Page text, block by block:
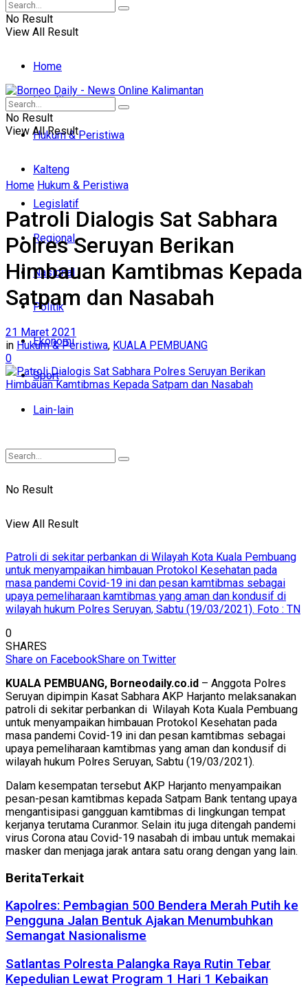
No Result
View All Result
Home
Headline
Hukum & Peristiwa
Kalteng
Legislatif
Regional
Nasional
Politik
Ekonomi
Sport
Lain-lain
No Result
View All Result
No Result
View All Result
Home Hukum & Peristiwa
Patroli Dialogis Sat Sabhara
Polres Seruyan Berikan
Himbauan Kamtibmas Kepada
Satpam dan Nasabah
21 Maret 2021
in Hukum & Peristiwa, KUALA PEMBUANG
0
Patroli di sekitar perbankan di Wilayah Kota Kuala Pembuang
untuk menyampaikan himbauan Protokol Kesehatan pada
masa pandemi Covid-19 ini dan pesan kamtibmas sebagai
upaya pemeliharaan kamtibmas yang aman dan kondusif di
wilayah hukum Polres Seruyan, Sabtu (19/03/2021). Foto : TN
0
SHARES
Share on FacebookShare on Twitter
KUALA PEMBUANG, Borneodaily.co.id – Anggota Polres
Seruyan dipimpin Kasat Sabhara AKP Harjanto melaksanakan
patroli di sekitar perbankan di Wilayah Kota Kuala Pembuang
untuk menyampaikan himbauan Protokol Kesehatan pada
masa pandemi Covid-19 ini dan pesan kamtibmas sebagai
upaya pemeliharaan kamtibmas yang aman dan kondusif di
wilayah hukum Polres Seruyan, Sabtu (19/03/2021).
Dalam kesempatan tersebut AKP Harjanto menyampaikan
pesan-pesan kamtibmas kepada Satpam Bank tentang upaya
mengantisipasi gangguan kamtibmas di lingkungan tempat
kerjanya terutama Curanmor. Selain itu juga ditengah pandemi
virus Corona atau Covid-19 nasabah di imbau untuk memakai
masker dan menjaga jarak antara satu orang dengan yang lain.
BeritaTerkait
Kapolres: Pembagian 500 Bendera Merah Putih ke
Pengguna Jalan Bentuk Ajakan Menumbuhkan
Semangat Nasionalisme
Satlantas Polresta Palangka Raya Rutin Tebar
Kepedulian Lewat Program 1 Hari 1 Kebaikan